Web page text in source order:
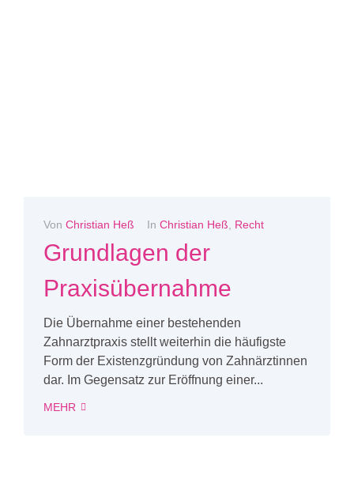
Von Christian Heß In Christian Heß Recht
Grundlagen der
Praxisübernahme
Die Übernahme einer bestehenden
Zahnarztpraxis stellt weiterhin die häufigste
Form der Existenzgründung von Zahnärztinnen
dar. Im Gegensatz zur Eröffnung einer...
MEHR